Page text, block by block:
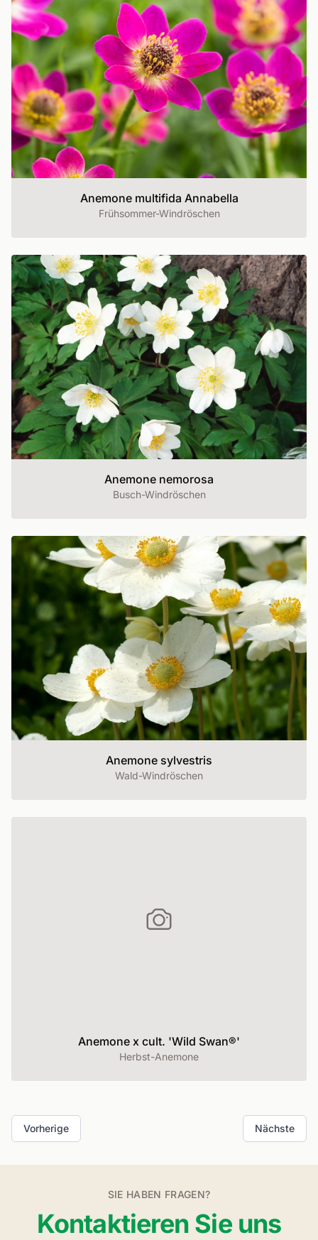
Anemone multifida Annabella
Frühsommer-Windröschen
Anemone nemorosa
Busch-Windröschen
Anemone sylvestris
Wald-Windröschen
Anemone x cult. 'Wild Swan®'
Herbst-Anemone
Vorherige Nächste
SIE HABEN FRAGEN?
Kontaktieren Sie uns